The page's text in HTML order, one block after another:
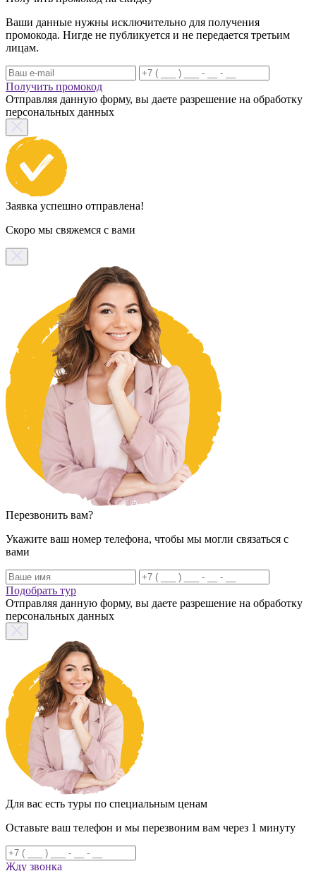
Ваши данные нужны исключительно для получения
промокода. Нигде не публикуется и не передается третьим
лицам.
Получить промокод
Отправляя данную форму, вы даете разрешение на обработку
персональных данных
Заявка успешно отправлена!
Скоро мы свяжемся с вами
Перезвонить вам?
Укажите ваш номер телефона, чтобы мы могли связаться с
вами
Подобрать тур
Отправляя данную форму, вы даете разрешение на обработку
персональных данных
Для вас есть туры по специальным ценам
Оставьте ваш телефон и мы перезвоним вам через 1 минуту
Жду звонка